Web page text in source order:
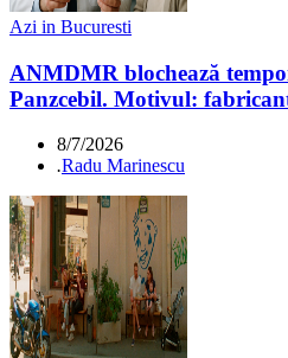
Azi in Bucuresti
ANMDMR blochează
Panzcebil. Motivul:
8/7/2026
.Radu Marinescu